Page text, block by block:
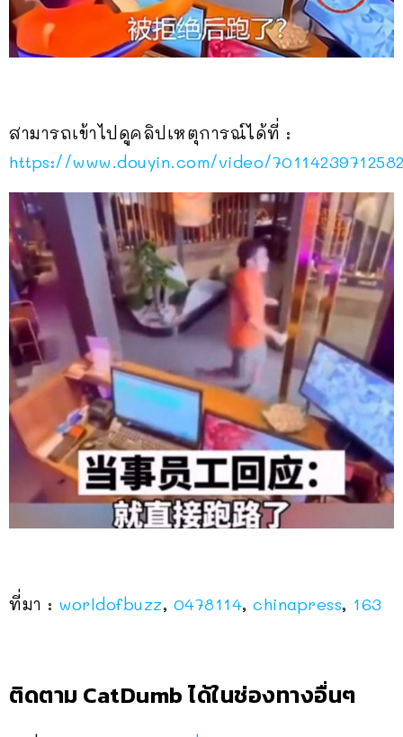
สามารถเข้าไปดูคลิปเหตุการณ์ได้ที่ :
https://www.douyin.com/video/
ที่มา : worldofbuzz, 0478114, chinapress, 163
ติดตาม CatDumb ได้ในช่องทางอื่นๆ